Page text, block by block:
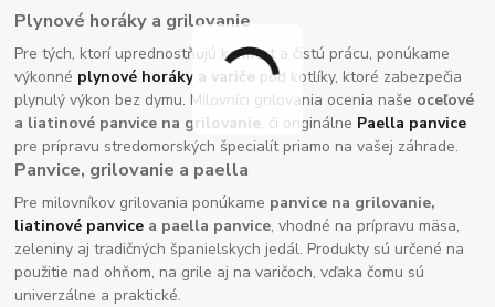
Plynové horáky a grilovanie
Pre tých, ktorí uprednostňujú komfort a čistú prácu, ponúkame
výkonné plynové horáky a variče pod kotlíky, ktoré zabezpečia
plynulý výkon bez dymu. Milovníci grilovania ocenia naše oceľové
a liatinové panvice na grilovanie, či originálne Paella panvice
pre prípravu stredomorských špecialít priamo na vašej záhrade.
Panvice, grilovanie a paella
Pre milovníkov grilovania ponúkame panvice na grilovanie,
liatinové panvice a paella panvice, vhodné na prípravu mäsa,
zeleniny aj tradičných španielskych jedál. Produkty sú určené na
použitie nad ohňom, na grile aj na varičoch, vďaka čomu sú
univerzálne a praktické.